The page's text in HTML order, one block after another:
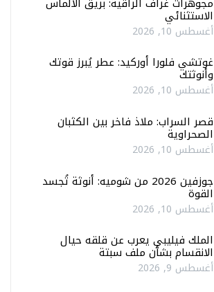
الاستثنائي
أغسطس 10, 2026
غوتشي فلورا أوركيد: عطر يُبرز قوتك
وأنوثتك
أغسطس 10, 2026
قصر السراب: ملاذ فاخر بين الكثبان
الصحراوية
أغسطس 10, 2026
جوزفين 2026 من شوميه: أنوثة تُجسد
القوة
أغسطس 10, 2026
الملك فيليبي يعرب عن قلقه حيال
الانقسام بشأن ملف سبتة
أغسطس 9, 2026